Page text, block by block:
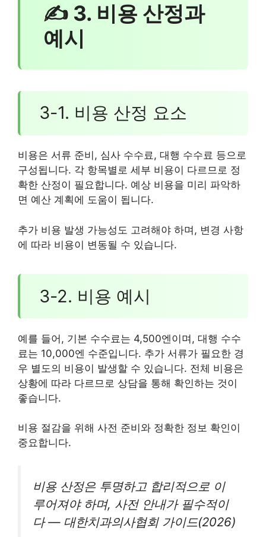
✍ 3. 비용 산정과
예시
3-1. 비용 산정 요소
비용은 서류 준비, 심사 수수료, 대행 수수료 등으로
구성됩니다. 각 항목별로 세부 비용이 다르므로 정
확한 산정이 필요합니다. 예상 비용을 미리 파악하
면 예산 계획에 도움이 됩니다.
추가 비용 발생 가능성도 고려해야 하며, 변경 사항
에 따라 비용이 변동될 수 있습니다.
3-2. 비용 예시
예를 들어, 기본 수수료는 4,500엔이며, 대행 수수
료는 10,000엔 수준입니다. 추가 서류가 필요한 경
우 별도의 비용이 발생할 수 있습니다. 전체 비용은
상황에 따라 다르므로 상담을 통해 확인하는 것이
좋습니다.
비용 절감을 위해 사전 준비와 정확한 정보 확인이
중요합니다.
비용 산정은 투명하고 합리적으로 이
루어져야 하며, 사전 안내가 필수적이
다 — 대한치과의사협회 가이드(2026)